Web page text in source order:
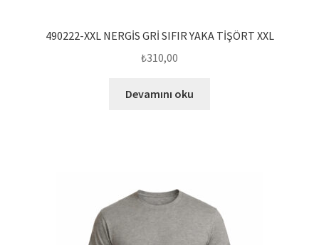
490222-XXL NERGİS GRİ SIFIR YAKA TİŞÖRT XXL
₺310,00
Devamını oku